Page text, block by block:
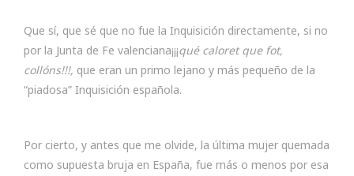
Que sí, que sé que no fue la Inquisición directamente, si no
por la Junta de Fe valenciana¡¡¡qué caloret que fot,
collóns!!!, que eran un primo lejano y más pequeño de la
“piadosa” Inquisición española.
Por cierto, y antes que me olvide, la última mujer quemada
como supuesta bruja en España, fue más o menos por esa